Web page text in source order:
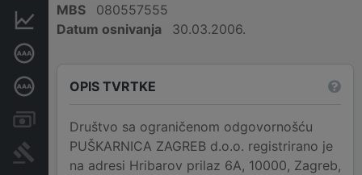
Dubinska bonitetna ocjena
Računi i blokade
Sudske objave
MBS
080557555
Datum osnivanja
30.03.2006.
OPIS TVRTKE
Društvo sa ograničenom odgovornošću
PUŠKARNICA ZAGREB d.o.o. registrirano je
na adresi Hribarov prilaz 6A, 10000, Zagreb,